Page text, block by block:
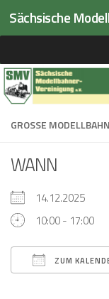
Zum Inhalt
GROSSE
WANN
14.12.2025
10:00 - 17:00
ZUM